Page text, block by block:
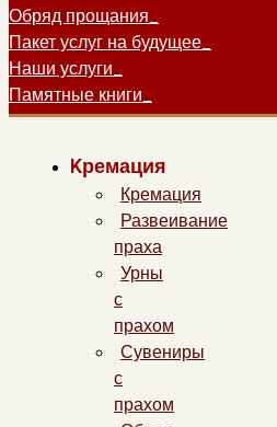
Обряд прощания
Пакет услуг на будущее
Наши услуги
Памятные книги
Kремация
Кремация
Развеивание
праха
Урны
с
прахом
Сувениры
с
прахом